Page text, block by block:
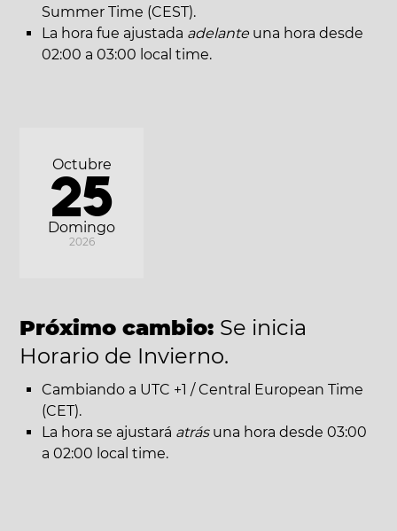
Summer Time (CEST).
La hora fue ajustada adelante una hora desde
02:00 a 03:00 local time.
Domingo
Octubre
25
2026
Próximo cambio: Se inicia
Horario de Invierno.
Cambiando a UTC +1 / Central European Time
(CET).
La hora se ajustará atrásuna hora desde 03:00
a 02:00 local time.